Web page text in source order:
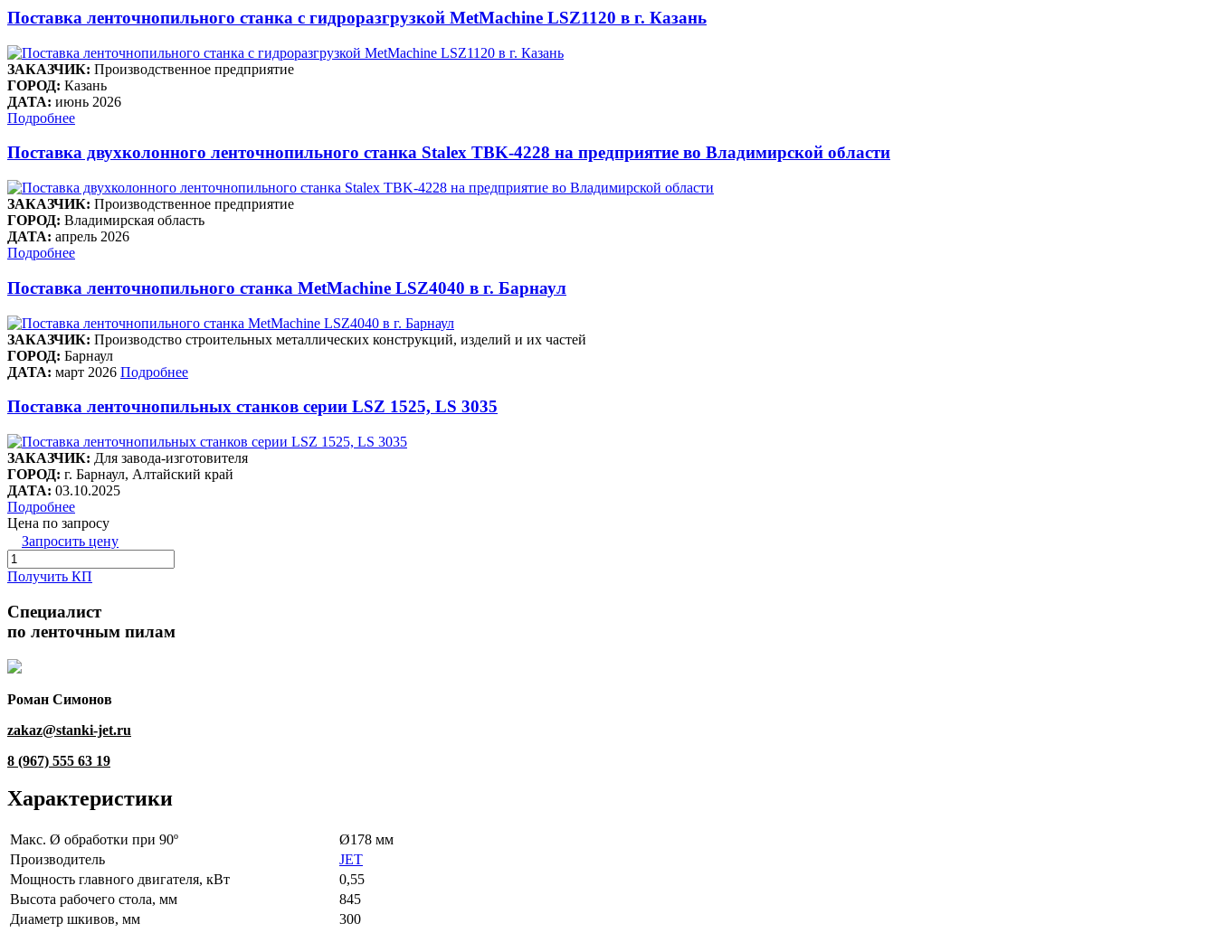
Поставка ленточнопильного станка c гидроразгрузкой MetMachine LSZ1120 в г. Казань
ЗАКАЗЧИК: Производственное предприятие
ГОРОД: Казань
ДАТА: июнь 2026
Подробнее
Поставка двухколонного ленточнопильного станка Stalex TBK-4228 на предприятие во Владимирской области
ЗАКАЗЧИК: Производственное предприятие
ГОРОД: Владимирская область
ДАТА: апрель 2026
Подробнее
Поставка ленточнопильного станка MetMachine LSZ4040 в г. Барнаул
ЗАКАЗЧИК: Производство строительных металлических конструкций, изделий и их частей
ГОРОД: Барнаул
ДАТА: март 2026 Подробнее
Поставка ленточнопильных станков серии LSZ 1525, LS 3035
ЗАКАЗЧИК: Для завода-изготовителя
ГОРОД: г. Барнаул, Алтайский край
ДАТА: 03.10.2025
Подробнее
Цена по запросу
Запросить цену
Получить КП
Специалист
по ленточным пилам
Роман Симонов
zakaz@stanki-jet.ru
8 (967) 555 63 19
Характеристики
Макс. Ø обработки при 90º
Ø178 мм
Производитель
JET
Мощность главного двигателя, кВт
0,55
Высота рабочего стола, мм
845
Диаметр шкивов, мм
300